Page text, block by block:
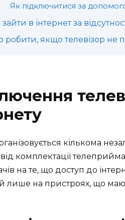
Як підключитися за
в інтернет за
робити, якщо телевізор не
кількома
комплектації
на те, що доступ до
лише на пристроях, що